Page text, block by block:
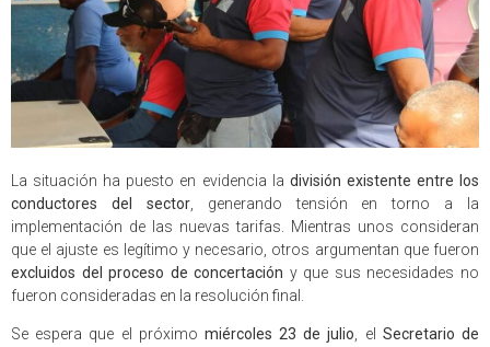
La situación ha puesto en evidencia la división existente entre los
conductores del sector, generando tensión en torno a la
implementación de las nuevas tarifas. Mientras unos consideran
que el ajuste es legítimo y necesario, otros argumentan que fueron
excluidos del proceso de concertación y que sus necesidades no
fueron consideradas en la resolución final.
Se espera que el próximo miércoles 23 de julio, el Secretario de